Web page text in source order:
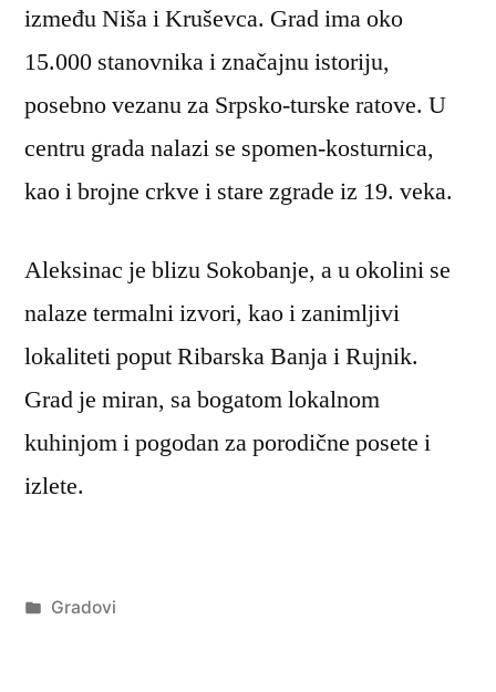
između Niša i Kruševca. Grad ima oko
15.000 stanovnika i značajnu istoriju,
posebno vezanu za Srpsko-turske ratove. U
centru grada nalazi se spomen-kosturnica,
kao i brojne crkve i stare zgrade iz 19. veka.
Aleksinac je blizu Sokobanje, a u okolini se
nalaze termalni izvori, kao i zanimljivi
lokaliteti poput Ribarska Banja i Rujnik.
Grad je miran, sa bogatom lokalnom
kuhinjom i pogodan za porodične posete i
izlete.
Објављено
Gradovi